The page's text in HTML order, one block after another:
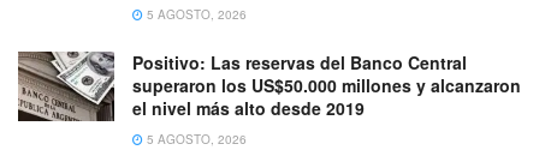
5 AGOSTO, 2026
Positivo: Las reservas del Banco Central
superaron los US$50.000 millones y alcanzaron
el nivel más alto desde 2019
5 AGOSTO, 2026